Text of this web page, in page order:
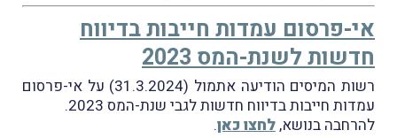
אי-פרסום עמדות חייבות בדיווח
חדשות לשנת-המס 2023
רשות המיסים הודיעה אתמול (31.3.2024) על אי-פרסום
עמדות חייבות בדיווח חדשות לגבי שנת-המס 2023.
להרחבה בנושא,לחצו כאן.